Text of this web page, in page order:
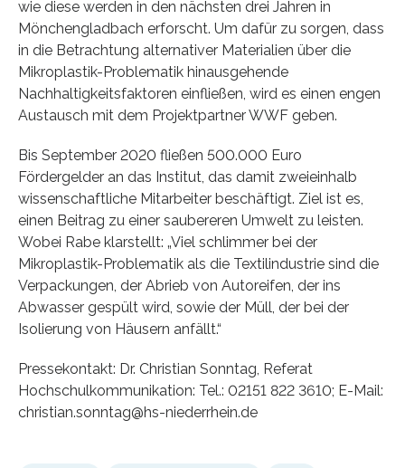
wie diese werden in den nächsten drei Jahren in
Mönchengladbach erforscht. Um dafür zu sorgen, dass
in die Betrachtung alternativer Materialien über die
Mikroplastik-Problematik hinausgehende
Nachhaltigkeitsfaktoren einfließen, wird es einen engen
Austausch mit dem Projektpartner WWF geben.
Bis September 2020 fließen 500.000 Euro
Fördergelder an das Institut, das damit zweieinhalb
wissenschaftliche Mitarbeiter beschäftigt. Ziel ist es,
einen Beitrag zu einer saubereren Umwelt zu leisten.
Wobei Rabe klarstellt: „Viel schlimmer bei der
Mikroplastik-Problematik als die Textilindustrie sind die
Verpackungen, der Abrieb von Autoreifen, der ins
Abwasser gespült wird, sowie der Müll, der bei der
Isolierung von Häusern anfällt.“
Pressekontakt: Dr. Christian Sonntag, Referat
Hochschulkommunikation: Tel.: 02151 822 3610; E-Mail:
christian.sonntag@hs-niederrhein.de